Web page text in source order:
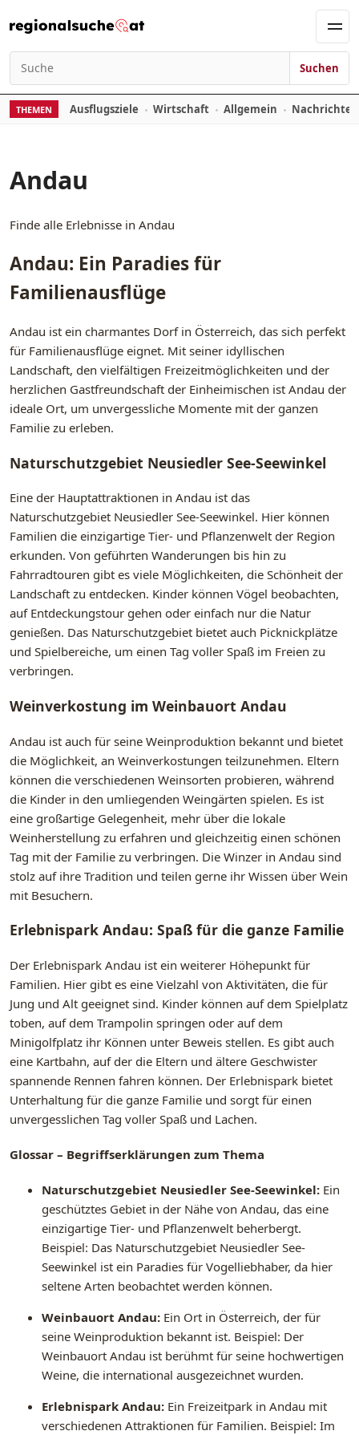
Suchen nach:
Suchen
THEMEN Ausflugsziele Wirtschaft Allgemein
Andau
Finde alle Erlebnisse in Andau
Andau: Ein Paradies für
Familienausflüge
Andau ist ein charmantes Dorf in Österreich, das sich perfekt
für Familienausflüge eignet. Mit seiner idyllischen
Landschaft, den vielfältigen Freizeitmöglichkeiten und der
herzlichen Gastfreundschaft der Einheimischen ist Andau der
ideale Ort, um unvergessliche Momente mit der ganzen
Familie zu erleben.
Naturschutzgebiet Neusiedler See-Seewinkel
Eine der Hauptattraktionen in Andau ist das
Naturschutzgebiet Neusiedler See-Seewinkel. Hier können
Familien die einzigartige Tier- und Pflanzenwelt der Region
erkunden. Von geführten Wanderungen bis hin zu
Fahrradtouren gibt es viele Möglichkeiten, die Schönheit der
Landschaft zu entdecken. Kinder können Vögel beobachten,
auf Entdeckungstour gehen oder einfach nur die Natur
genießen. Das Naturschutzgebiet bietet auch Picknickplätze
und Spielbereiche, um einen Tag voller Spaß im Freien zu
verbringen.
Weinverkostung im Weinbauort Andau
Andau ist auch für seine Weinproduktion bekannt und bietet
die Möglichkeit, an Weinverkostungen teilzunehmen. Eltern
können die verschiedenen Weinsorten probieren, während
die Kinder in den umliegenden Weingärten spielen. Es ist
eine großartige Gelegenheit, mehr über die lokale
Weinherstellung zu erfahren und gleichzeitig einen schönen
Tag mit der Familie zu verbringen. Die Winzer in Andau sind
stolz auf ihre Tradition und teilen gerne ihr Wissen über Wein
mit Besuchern.
Erlebnispark Andau: Spaß für die ganze Familie
Der Erlebnispark Andau ist ein weiterer Höhepunkt für
Familien. Hier gibt es eine Vielzahl von Aktivitäten, die für
Jung und Alt geeignet sind. Kinder können auf dem Spielplatz
toben, auf dem Trampolin springen oder auf dem
Minigolfplatz ihr Können unter Beweis stellen. Es gibt auch
eine Kartbahn, auf der die Eltern und ältere Geschwister
spannende Rennen fahren können. Der Erlebnispark bietet
Unterhaltung für die ganze Familie und sorgt für einen
unvergesslichen Tag voller Spaß und Lachen.
Glossar – Begriffserklärungen zum Thema
Naturschutzgebiet Neusiedler See-Seewinkel: Ein
geschütztes Gebiet in der Nähe von Andau, das eine
einzigartige Tier- und Pflanzenwelt beherbergt.
Beispiel: Das Naturschutzgebiet Neusiedler See-
Seewinkel ist ein Paradies für Vogelliebhaber, da hier
seltene Arten beobachtet werden können.
Weinbauort Andau: Ein Ort in Österreich, der für
seine Weinproduktion bekannt ist. Beispiel: Der
Weinbauort Andau ist berühmt für seine hochwertigen
Weine, die international ausgezeichnet wurden.
Erlebnispark Andau: Ein Freizeitpark in Andau mit
verschiedenen Attraktionen für Familien. Beispiel: Im